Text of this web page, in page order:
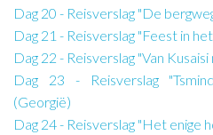
Dag 20 - Reisverslag "De
Dag 21 - Reisverslag "Feest in
Dag 22 - Reisverslag "Van
Dag 23 - Reisverslag
(Georgië)
Dag 24 - Reisverslag "Het enige